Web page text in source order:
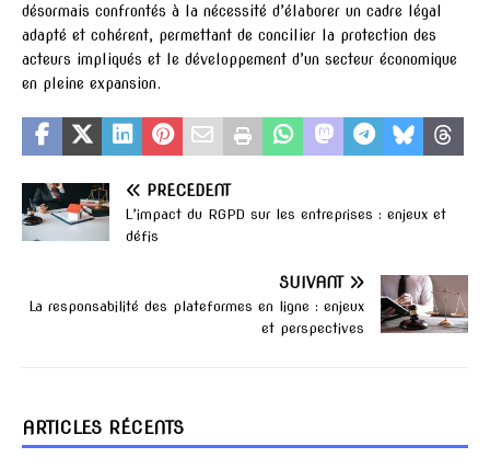
désormais confrontés à la nécessité d’élaborer un cadre légal
adapté et cohérent, permettant de concilier la protection des
acteurs impliqués et le développement d’un secteur économique
en pleine expansion.
PRÉCÉDENT
L’impact du RGPD sur les entreprises : enjeux et
défis
SUIVANT
La responsabilité des plateformes en ligne : enjeux
et perspectives
ARTICLES RÉCENTS